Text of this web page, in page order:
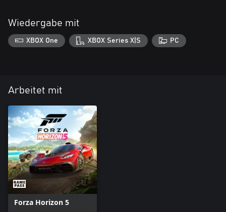
Wiedergabe mit
XBOX One XBOX Series X|S PC
Arbeitet mit
Forza Horizon 5